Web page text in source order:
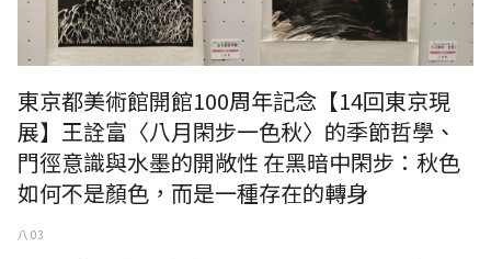
東京都美術館開館100周年記念【14回東京現
展】王詮富〈八月閑步一色秋〉的季節哲學、
門徑意識與水墨的開敞性 在黑暗中閑步：秋色
如何不是顏色，而是一種存在的轉身
八 03